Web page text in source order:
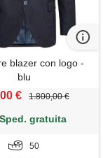
blazer con logo -
blu
€ 1.800,00 €
Sped. gratuita
50